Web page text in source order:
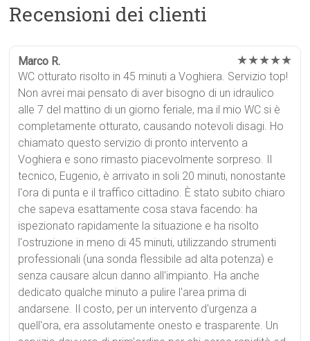
Recensioni dei clienti
Marco R. ★★★★★
WC otturato risolto in 45 minuti a Voghiera. Servizio top!
Non avrei mai pensato di aver bisogno di un idraulico
alle 7 del mattino di un giorno feriale, ma il mio WC si è
completamente otturato, causando notevoli disagi. Ho
chiamato questo servizio di pronto intervento a
Voghiera e sono rimasto piacevolmente sorpreso. Il
tecnico, Eugenio, è arrivato in soli 20 minuti, nonostante
l'ora di punta e il traffico cittadino. È stato subito chiaro
che sapeva esattamente cosa stava facendo: ha
ispezionato rapidamente la situazione e ha risolto
l'ostruzione in meno di 45 minuti, utilizzando strumenti
professionali (una sonda flessibile ad alta potenza) e
senza causare alcun danno all'impianto. Ha anche
dedicato qualche minuto a pulire l'area prima di
andarsene. Il costo, per un intervento d'urgenza a
quell'ora, era assolutamente onesto e trasparente. Un